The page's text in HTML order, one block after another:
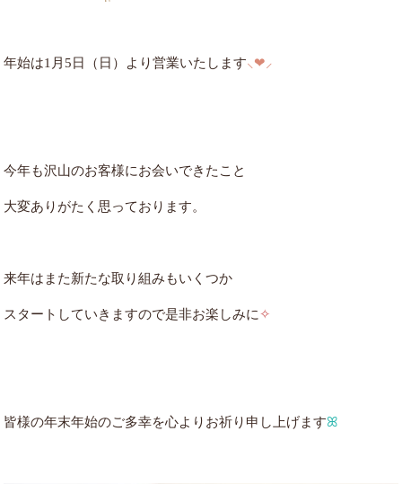
年始は1月5日（日）より営業いたします⸜❤︎⸝
今年も沢山のお客様にお会いできたこと
大変ありがたく思っております。
来年はまた新たな取り組みもいくつか
スタートしていきますので是非お楽しみに✧
皆様の年末年始のご多幸を心よりお祈り申し上げますꕤ